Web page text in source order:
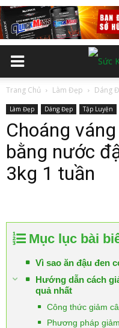
Trang Chủ Làm Đẹp Dáng
Làm Đẹp Dáng Đẹp Tập Luyện
Choáng
bằng nước
3kg 1 tuần
Mục lục bài
Vì sao ăn đậu đen
Hướng dẫn cách
quả nhất
Công thức giảm
Phương pháp